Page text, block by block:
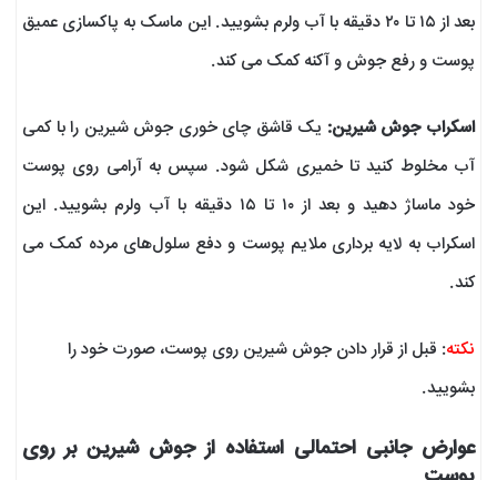
بعد از ۱۵ تا ۲۰ دقیقه با آب ولرم بشویید. این ماسک به پاکسازی عمیق
پوست و رفع جوش و آکنه کمک می کند.
اسکراب جوش شیرین: یک قاشق چای خوری جوش شیرین را با کمی
آب مخلوط کنید تا خمیری شکل شود. سپس به آرامی روی پوست
خود ماساژ دهید و بعد از ۱۰ تا ۱۵ دقیقه با آب ولرم بشویید. این
اسکراب به لایه برداری ملایم پوست و دفع سلول‌های مرده کمک می
کند.
نکته: قبل از قرار دادن جوش شیرین روی پوست، صورت خود را
بشویید.
عوارض جانبی احتمالی استفاده از جوش شیرین بر روی